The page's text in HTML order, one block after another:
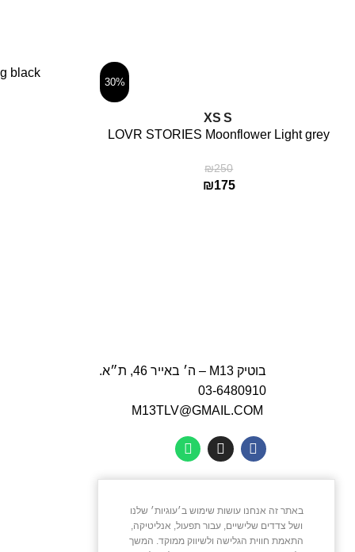
30%
S
XS
LOVR STORIES Moonflower Light grey
₪250
₪175
black
בוטיק M13 – ה׳ באייר 46, ת״א.
03-6480910
באתר זה אנחנו עושות שימוש ב׳עוגיות׳ שלנו
ושל צדדים שלישיים, עבור תפעול, אנליטיקה,
התאמת חווית הגלישה ולשיווק ממוקד. המשך